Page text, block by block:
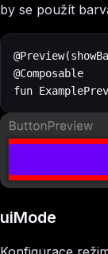
by se použít
@Composable
fun
uiMode